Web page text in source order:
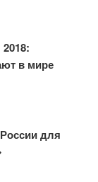
в мире
для